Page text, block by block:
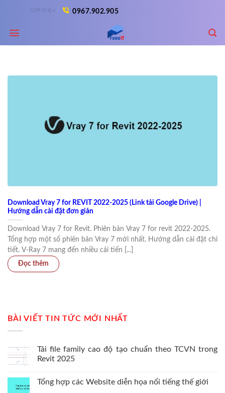
content
Giới thiệu 0967.902.905
Download Vray 7 for REVIT 2022-2025 (Link tải Google Drive) |
Hướng dẫn cài đặt đơn giản
Download Vray 7 for Revit. Phiên bản Vray 7 for revit 2022-2025.
Tổng hợp một số phiên bản Vray 7 mới nhất. Hướng dẫn cài đặt chi
tiết. V-Ray 7 mang đến nhiều cải tiến [...]
BÀI VIẾT TIN TỨC MỚI NHẤT
Tải file family cao độ tạo chuẩn theo TCVN trong
Revit 2025
Tổng hợp các Website diễn họa nổi tiếng thế giới